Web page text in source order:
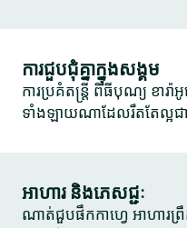
ការជួបជុំគ្នាក្នុងសង្គម
ការប្រគំតន្ត្រី ពិធីបុណ្យ ខារ៉
ទាំងឡាយណាដែលរឹតតែល្អជ
អាហារ និងភេសជ្ជៈ
ណាត់ជួបផឹកកាហ្វេ អាហារព្